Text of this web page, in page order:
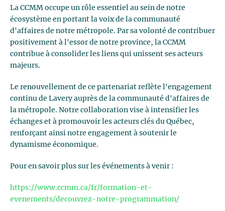
La CCMM occupe un rôle essentiel au sein de notre
écosystème en portant la voix de la communauté
d'affaires de notre métropole. Par sa volonté de contribuer
positivement à l'essor de notre province, la CCMM
contribue à consolider les liens qui unissent ses acteurs
majeurs.
Le renouvellement de ce partenariat reflète l'engagement
continu de Lavery auprès de la communauté d'affaires de
la métropole. Notre collaboration vise à intensifier les
échanges et à promouvoir les acteurs clés du Québec,
renforçant ainsi notre engagement à soutenir le
dynamisme économique.
Pour en savoir plus sur les événements à venir :
https://www.ccmm.ca/fr/formation-et-
evenements/decouvrez-notre-programmation/